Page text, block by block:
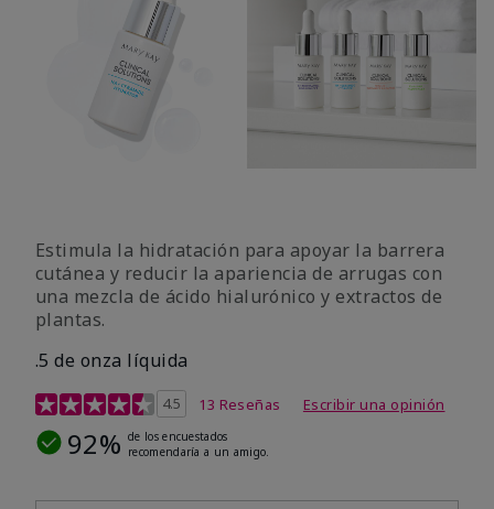
Estimula la hidratación para apoyar la barrera
cutánea y reducir la apariencia de arrugas con
una mezcla de ácido hialurónico y extractos de
plantas.
.5 de onza líquida
Calificación de clientes de 3,2 de 5
4.5 13 Reseñas Escribir una opinión
92% de los encuestados
recomendaría a un amigo.